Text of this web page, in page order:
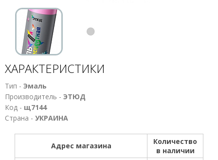
ХАРАКТЕРИСТИКИ
Тип - Эмаль
Производитель - ЭТЮД
Код - щ7144
Страна - УКРАИНА
Адрес магазина
Количество
в наличии